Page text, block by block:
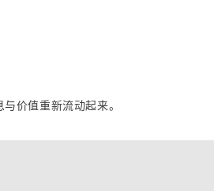
价值重新流动起来。